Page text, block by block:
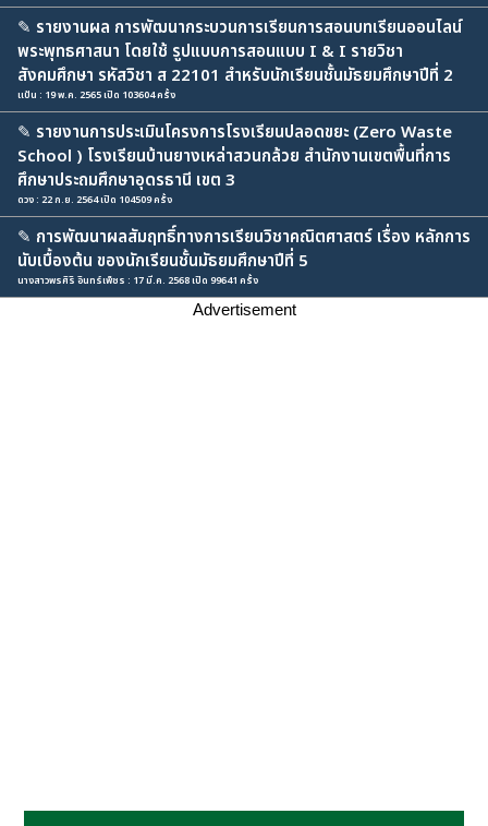
✎ รายงานผล การพัฒนากระบวนการเรียนการสอนบทเรียนออนไลน์
พระพุทธศาสนา โดยใช้ รูปแบบการสอนแบบ I & I รายวิชา
สังคมศึกษา รหัสวิชา ส 22101 สำหรับนักเรียนชั้นมัธยมศึกษาปีที่ 2
แป้น : 19 พ.ค. 2565 เปิด 103604 ครั้ง
✎ รายงานการประเมินโครงการโรงเรียนปลอดขยะ (Zero Waste
School ) โรงเรียนบ้านยางเหล่าสวนกล้วย สำนักงานเขตพื้นที่การ
ศึกษาประถมศึกษาอุดรธานี เขต 3
ดวง : 22 ก.ย. 2564 เปิด 104509 ครั้ง
✎ การพัฒนาผลสัมฤทธิ์ทางการเรียนวิชาคณิตศาสตร์ เรื่อง หลักการ
นับเบื้องต้น ของนักเรียนชั้นมัธยมศึกษาปีที่ 5
นางสาวพรศิริ อินทร์เพ็ชร : 17 มี.ค. 2568 เปิด 99641 ครั้ง
Advertisement